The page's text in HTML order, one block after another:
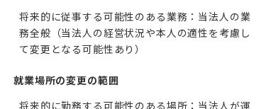
将来的に従事する可能性のある業務：当法人の業
務全般（当法人の経営状況や本人の適性を考慮し
て変更となる可能性あり）
就業場所の変更の範囲
将来的に勤務する可能性のある場所：当法人が運